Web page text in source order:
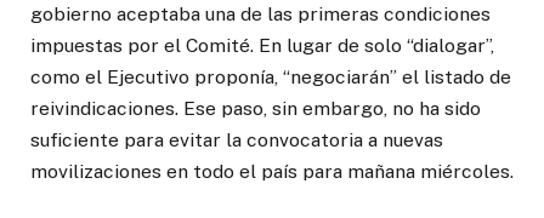
gobierno aceptaba una de las primeras condiciones
impuestas por el Comité. En lugar de solo “dialogar”,
como el Ejecutivo proponía, “negociarán” el listado de
reivindicaciones. Ese paso, sin embargo, no ha sido
suficiente para evitar la convocatoria a nuevas
movilizaciones en todo el país para mañana miércoles.